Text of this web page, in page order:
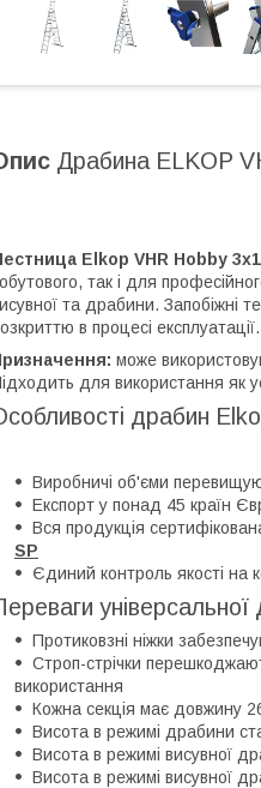
Драбина ELKOP
Elkop VHR Hobby
так і для
та драбини. Запобіжні
в процесі експлуатації.
може
для використання як
драбин
Виробничі об'єми
Експорт у понад 45 країн
Вся продукція
SP
Єдиний контроль якості на
Протиковзні ніжки
Строп-стрічки
використання
Кожна секція має довжину
Висота в режимі драбини
Висота в режимі висувної
Висота в режимі висувної